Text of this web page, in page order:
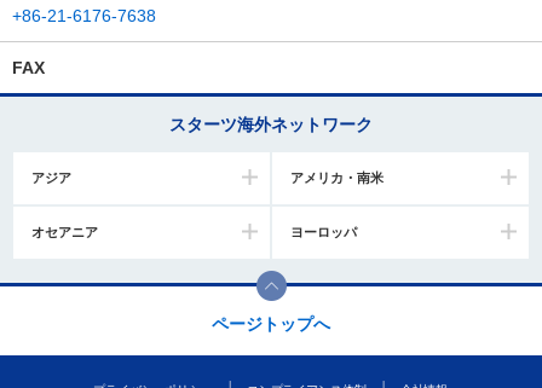
+86-21-6176-7638
FAX
スターツ海外ネットワーク
アジア アメリカ・南米
オセアニア ヨーロッパ
ページトップへ